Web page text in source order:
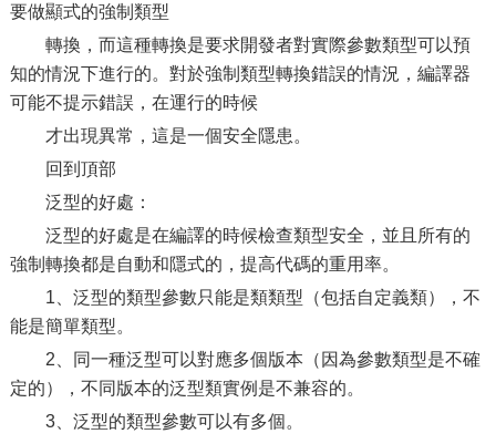
要做顯式的強制類型
轉換，而這種轉換是要求開發者對實際參數類型可以預
知的情況下進行的。對於強制類型轉換錯誤的情況，編譯器
可能不提示錯誤，在運行的時候
才出現異常，這是一個安全隱患。
回到頂部
泛型的好處：
泛型的好處是在編譯的時候檢查類型安全，並且所有的
強制轉換都是自動和隱式的，提高代碼的重用率。
1、泛型的類型參數只能是類類型（包括自定義類），不
能是簡單類型。
2、同一種泛型可以對應多個版本（因為參數類型是不確
定的），不同版本的泛型類實例是不兼容的。
3、泛型的類型參數可以有多個。